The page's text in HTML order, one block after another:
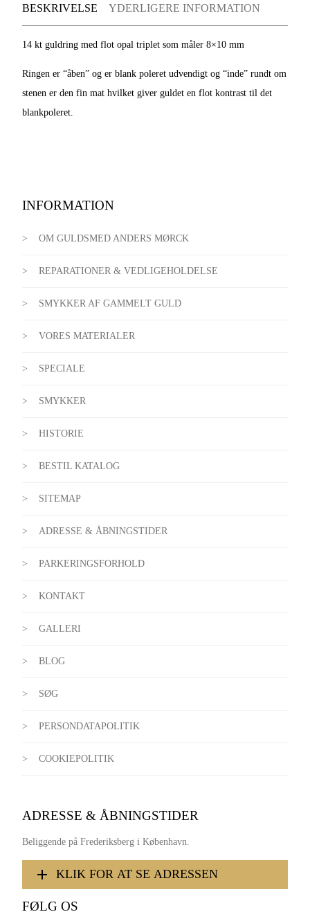
BESKRIVELSE YDERLIGERE INFORMATION
14 kt guldring med flot opal triplet som måler 8×10 mm
Ringen er “åben” og er blank poleret udvendigt og “inde” rundt om
stenen er den fin mat hvilket giver guldet en flot kontrast til det
blankpoleret.
INFORMATION
OM GULDSMED ANDERS MØRCK
REPARATIONER & VEDLIGEHOLDELSE
SMYKKER AF GAMMELT GULD
VORES MATERIALER
SPECIALE
SMYKKER
HISTORIE
BESTIL KATALOG
SITEMAP
ADRESSE & ÅBNINGSTIDER
PARKERINGSFORHOLD
KONTAKT
GALLERI
BLOG
SØG
PERSONDATAPOLITIK
COOKIEPOLITIK
ADRESSE & ÅBNINGSTIDER
Beliggende på Frederiksberg i København.
KLIK FOR AT SE ADRESSEN
FØLG OS